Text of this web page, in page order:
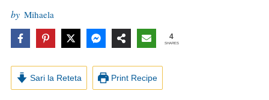
by Mihaela
4
SHARES
Sari la Reteta Print Recipe